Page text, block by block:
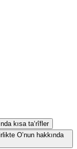
kısa ta‘rîfler
O’nun hakkında